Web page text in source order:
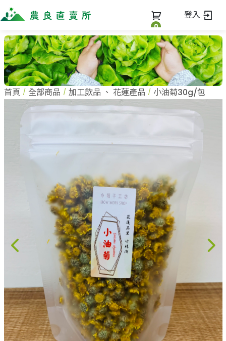
0
登入
全部商品
全部商品
當季優質水果專區
鳳梨專區
柚子專區
米、雜糧
果醬、蜂蜜
台灣茶
加工飲品
花卉
加工生活用品
原民特區
最新消息
商家一覽
全部商家
蔬果知識+
蔬果文化
美味食譜
登入
首頁 全部商品 加工飲品 、 花蓮產品 小油菊30g/包